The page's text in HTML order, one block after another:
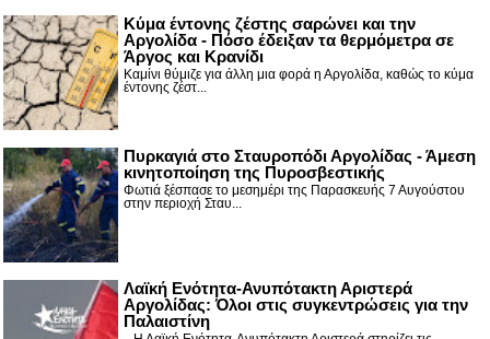
Κύμα έντονης ζέστης σαρώνει και την
Αργολίδα - Πόσο έδειξαν τα θερμόμετρα σε
Άργος και Κρανίδι
Καμίνι θύμιζε για άλλη μια φορά η Αργολίδα, καθώς το κύμα
έντονης ζέστ...
Πυρκαγιά στο Σταυροπόδι Αργολίδας - Άμεση
κινητοποίηση της Πυροσβεστικής
Φωτιά ξέσπασε το μεσημέρι της Παρασκευής 7 Αυγούστου
στην περιοχή Σταυ...
Λαϊκή Ενότητα-Ανυπότακτη Αριστερά
Αργολίδας: Όλοι στις συγκεντρώσεις για την
Παλαιστίνη